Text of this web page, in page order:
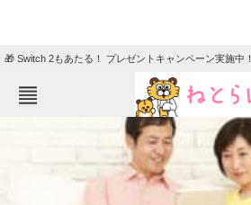
🎁 Switch 2もあたる！ プレゼントキャンペーン実施中！
ねとらぼメニュー
ニュース
クイズ